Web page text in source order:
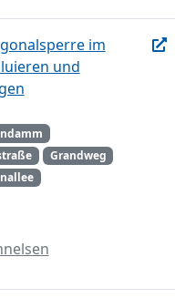
im
und
Grandweg